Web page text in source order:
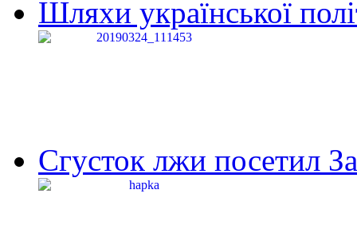
Шляхи української
Сгусток лжи посетил